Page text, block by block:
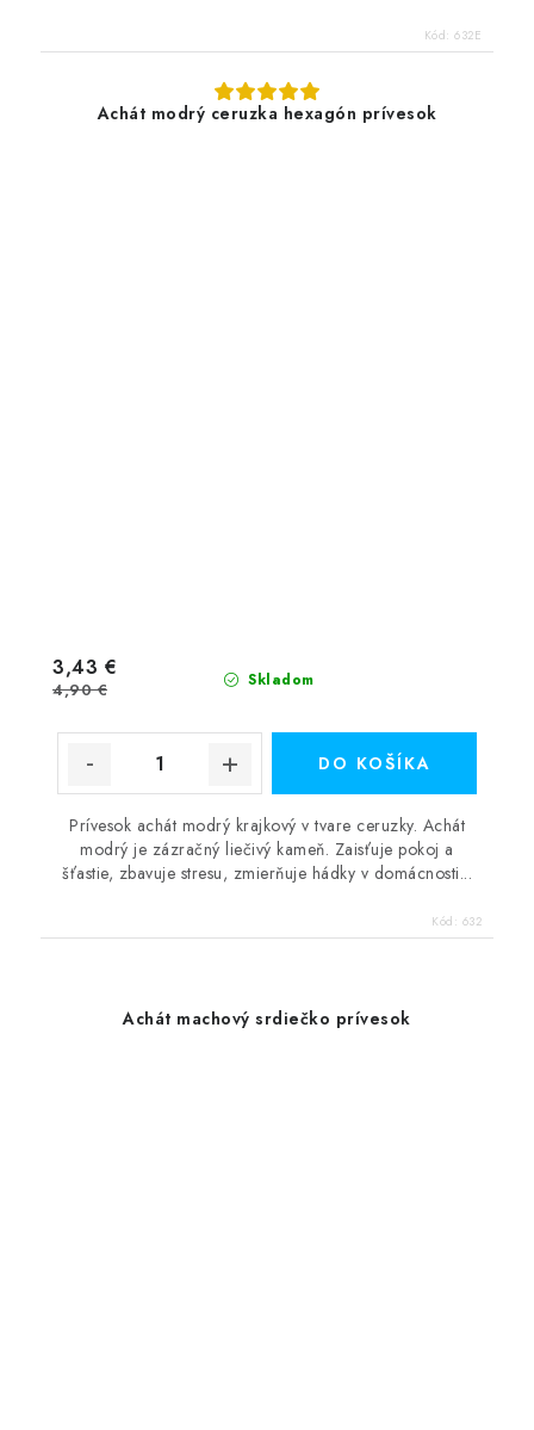
Kód: 632E
Achát modrý ceruzka hexagón prívesok
Skladom
3,43 €
4,90 €
DO KOŠÍKA
Prívesok achát modrý krajkový v tvare ceruzky. Achát
modrý je zázračný liečivý kameň. Zaisťuje pokoj a
šťastie, zbavuje stresu, zmierňuje hádky v domácnosti...
Kód: 632
Achát machový srdiečko prívesok